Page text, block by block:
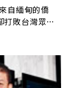
自緬甸的僑
打敗台灣眾多
1名聯發科董
的表現與蔡明
分別為第1、第